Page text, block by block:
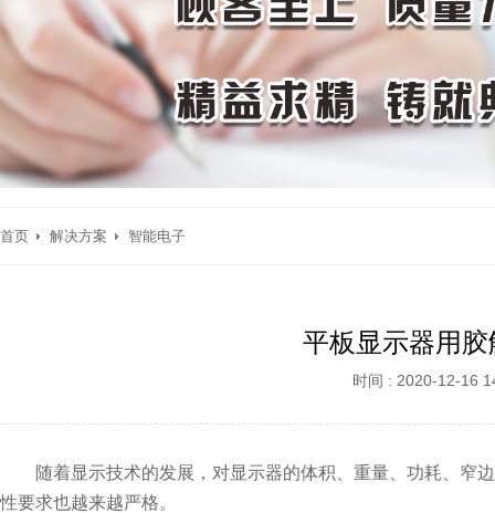
首页 解决方案 智能电子
平板显示器用
时间 : 2020-12-16
随着显示技术的发展，对显示器的体积、重量、功耗、窄
性要求也越来越严格。